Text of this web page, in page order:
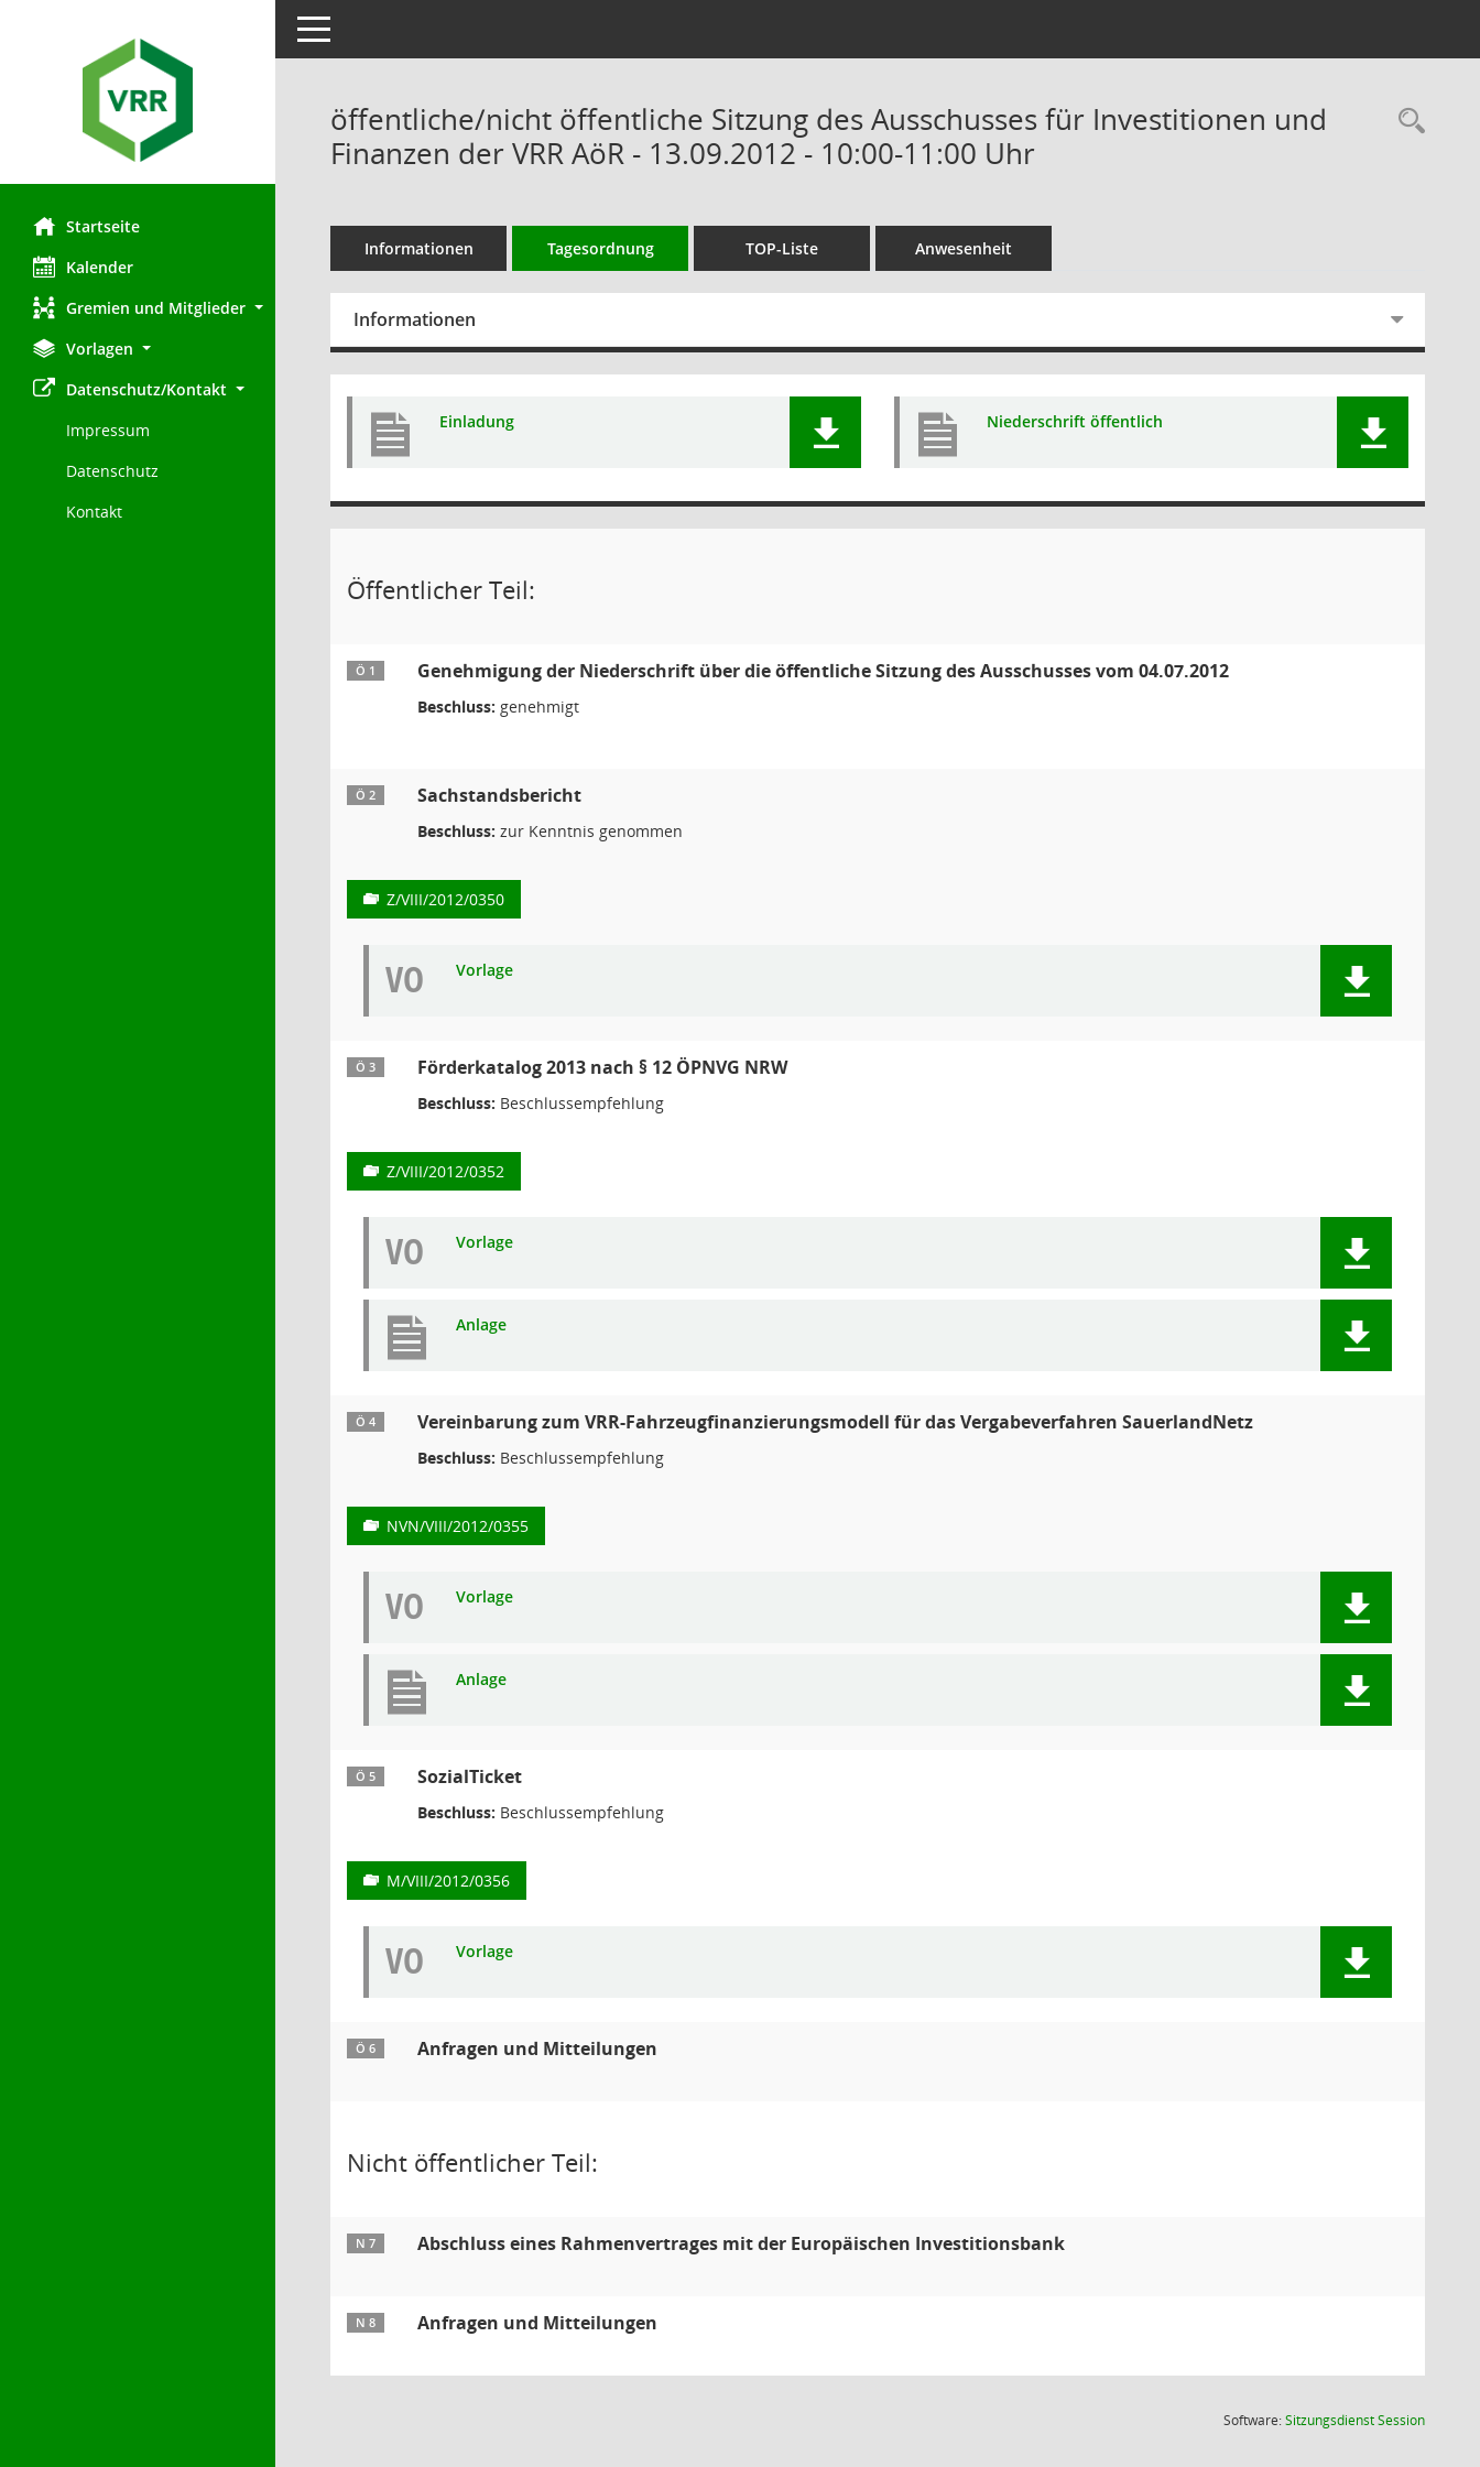
Startseite
Kalender
Gremien und Mitglieder
Vorlagen
Datenschutz/Kontakt
Impressum
Datenschutz
Kontakt
Toggle navigation
öffentliche/nicht öffentliche Sitzung des Ausschusses für Investitionen und
Finanzen der VRR AöR - 13.09.2012 - 10:00-11:00 Uhr
Informationen Tagesordnung TOP-Liste Anwesenheit
Informationen
Einladung Niederschrift öffentlich
Öffentlicher Teil:
Ö 1 Genehmigung der Niederschrift über die öffentliche Sitzung des Ausschusses vom 04.07.2012
Beschluss: genehmigt
Ö 2 Sachstandsbericht
Beschluss: zur Kenntnis genommen
Z/VIII/2012/0350
VO Vorlage
Ö 3 Förderkatalog 2013 nach § 12 ÖPNVG NRW
Beschluss: Beschlussempfehlung
Z/VIII/2012/0352
VO Vorlage
Anlage
Ö 4 Vereinbarung zum VRR-Fahrzeugfinanzierungsmodell für das Vergabeverfahren SauerlandNetz
Beschluss: Beschlussempfehlung
NVN/VIII/2012/0355
VO Vorlage
Anlage
Ö 5 SozialTicket
Beschluss: Beschlussempfehlung
M/VIII/2012/0356
VO Vorlage
Ö 6 Anfragen und Mitteilungen
Nicht öffentlicher Teil:
N 7 Abschluss eines Rahmenvertrages mit der Europäischen Investitionsbank
N 8 Anfragen und Mitteilungen
Software:SitzungsdienstSession(Wird in